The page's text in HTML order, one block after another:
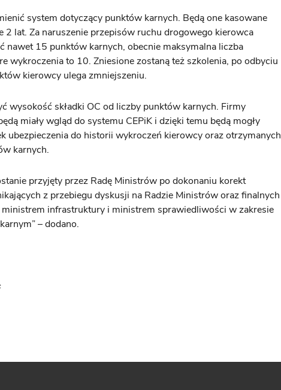
system dotyczący punktów karnych. Będą one kasowane
2 lat. Za naruszenie przepisów ruchu drogowego kierowca
nawet 15 punktów karnych, obecnie maksymalna liczba
wykroczenia to 10. Zniesione zostaną też szkolenia, po odbyciu
kierowcy ulega zmniejszeniu.
wysokość składki OC od liczby punktów karnych. Firmy
miały wgląd do systemu CEPiK i dzięki temu będą mogły
ubezpieczenia do historii wykroczeń kierowcy oraz otrzymanych
karnych.
przyjęty przez Radę Ministrów po dokonaniu korekt
z przebiegu dyskusji na Radzie Ministrów oraz finalnych
infrastruktury i ministrem sprawiedliwości w zakresie
– dodano.